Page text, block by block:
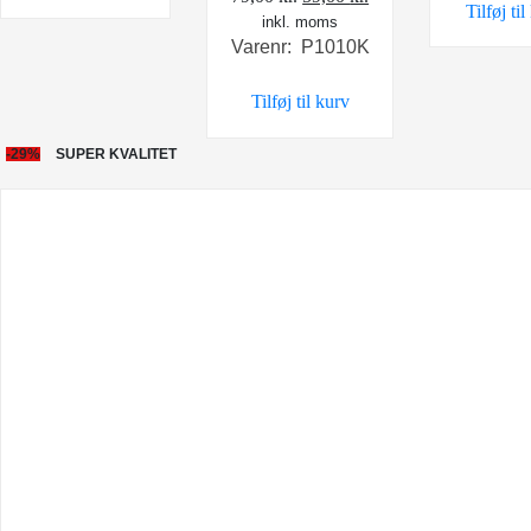
oprindelige
pris
79,00 kr..
pris
inkl. moms
Varenr: P1010K
Tilføj til kurv
Tilføj til
-29% SUPER KVALITET